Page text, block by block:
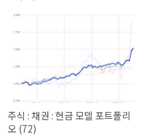
주식 : 채권 : 현금 모델 포트폴리
오 (72)